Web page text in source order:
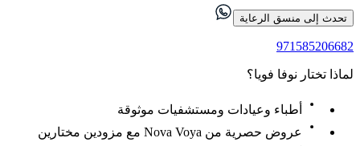
تحدث إلى منسق الرعاية
971585206682
لماذا تختار نوفا فويا؟
أطباء وعيادات ومستشفيات موثوقة
عروض حصرية من Nova Voya مع مزودين مختارين